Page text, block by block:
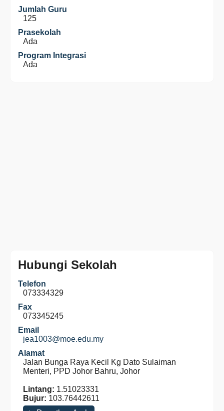
Jumlah Guru
125
Prasekolah
Ada
Program Integrasi
Ada
Hubungi Sekolah
Telefon
073334329
Fax
073345245
Email
jea1003@moe.edu.my
Alamat
Jalan Bunga Raya Kecil Kg Dato Sulaiman
Menteri, PPD Johor Bahru, Johor
Lintang: 1.51023331
Bujur: 103.76442611